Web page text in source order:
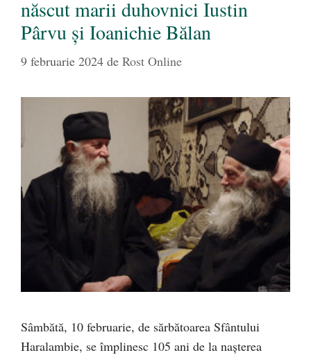
născut marii duhovnici Iustin
Pârvu și Ioanichie Bălan
9 februarie 2024 de Rost Online
Sâmbătă, 10 februarie, de sărbătoarea Sfântului
Haralambie, se împlinesc 105 ani de la nașterea